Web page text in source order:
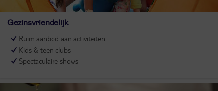
Gezinsvriendelijk
Ruim aanbod aan activiteiten
Kids & teen clubs
Spectaculaire shows